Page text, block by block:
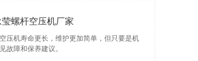
螺杆空压机厂家
压机寿命更长，维护更加简单，但只要是机
故障和保养建议。